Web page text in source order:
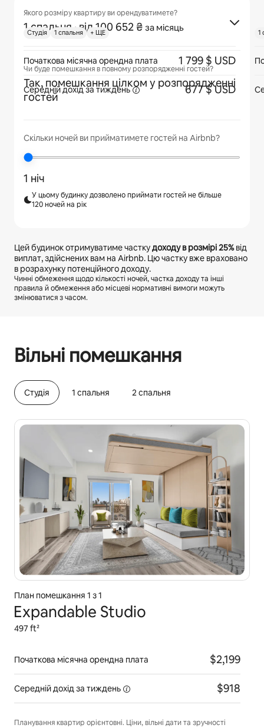
Якого розміру квартиру ви орендуватимете?
1 спальня · від 100 652 ₴ за місяць
Чи буде помешкання в повному розпорядженні гостей?
Так, помешкання цілком у розпорядженні
гостей
Скільки ночей ви прийматимете гостей на Airbnb?
1 ніч
У цьому будинку дозволено приймати гостей не більше
120 ночей на рік
Цей будинок отримуватиме часткудоходу в розмірі25%від
виплат, здійснених вам на Airbnb. Цю частку вже враховано
в розрахунку потенційного доходу.
Чинні обмеження щодо кількості ночей, частка доходу та інші
правила й обмеження або місцеві нормативні вимоги можуть
змінюватися з часом.
Вільні помешкання
Cтудія 1 спальня 2 спальня
План помешкання 1 з 1
Expandable Studio
497 ft²
Початкова місячна орендна плата $2,199
Середній дохідза тиждень $918
Планування квартир орієнтовні. Ціни, вільні дати та зручності
Cтудія 1 спальня + ЩЕ
Початкова місячна орендна плата 1 799 $ USD
Середній дохідза тиждень 677 $ USD
1